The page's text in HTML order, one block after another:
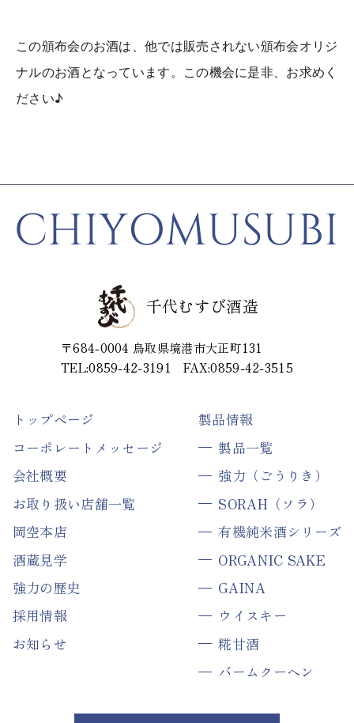
この頒布会のお酒は、他では販売されない頒布会オリジ
ナルのお酒となっています。この機会に是非、お求めく
ださい♪
CHIYOMUSUBI
千代むすび酒造
〒684-0004 鳥取県境港市大正町131
TEL:0859-42-3191FAX:0859-42-3515
トップページ
コーポレートメッセージ
会社概要
お取り扱い店舗一覧
岡空本店
酒蔵見学
強力の歴史
採用情報
お知らせ
製品情報
製品一覧
強力（ごうりき）
SORAH（ソラ）
有機純米酒シリーズ
ORGANIC SAKE
GAINA
ウイスキー
糀甘酒
バームクーヘン